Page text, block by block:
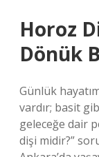
Horoz
Dönük
Günlük
vardır; basit
geleceğe dair
dişi midir?”